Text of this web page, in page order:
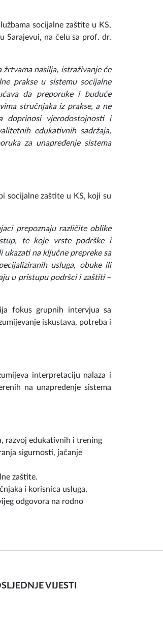
socijalne zaštite u KS,
Sarajevui, na čelu sa prof. dr.
nasilja, istraživanje će
prakse u sistemu socijalne
da preporuke i buduće
stručnjaka iz prakse, a ne
doprinosi vjerodostojnosti i
edukativnih sadržaja,
za unapređenje sistema
socijalne zaštite u KS, koji su
prepoznaju različite oblike
te koje vrste podrške i
na ključne prepreke sa
usluga, obuke ili
u pristupu podršci i zaštiti–
fokus grupnih intervjua sa
iskustava, potreba i
interpretaciju nalaza i
na unapređenje sistema
razvoj edukativnih i trening
sigurnosti, jačanje
zaštite.
i korisnica usluga,
odgovora na rodno
VIJESTI